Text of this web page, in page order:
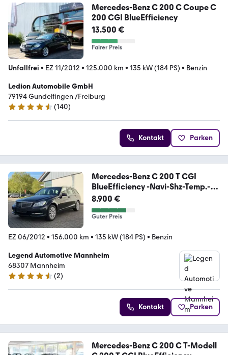
Mercedes-Benz C 200 C Coupe C
200 CGI BlueEfficiency
13.500 €
Fairer Preis
Unfallfrei • EZ 11/2012 • 125.000 km • 135 kW (184 PS) • Benzin
Ledion Automobile GmbH
79194 Gundelfingen /Freiburg
4.5 Sterne
(140)
Kontakt Parken
Mercedes-Benz C 200 T CGI
BlueEfficiency -Navi-Shz-Temp.-
Ahk
8.900 €
Guter Preis
EZ 06/2012 • 156.000 km • 135 kW (184 PS) • Benzin
Legend Automotive Mannheim
68307 Mannheim
4.7 Sterne
(2)
Kontakt Parken
Mercedes-Benz C 200 C T-Modell